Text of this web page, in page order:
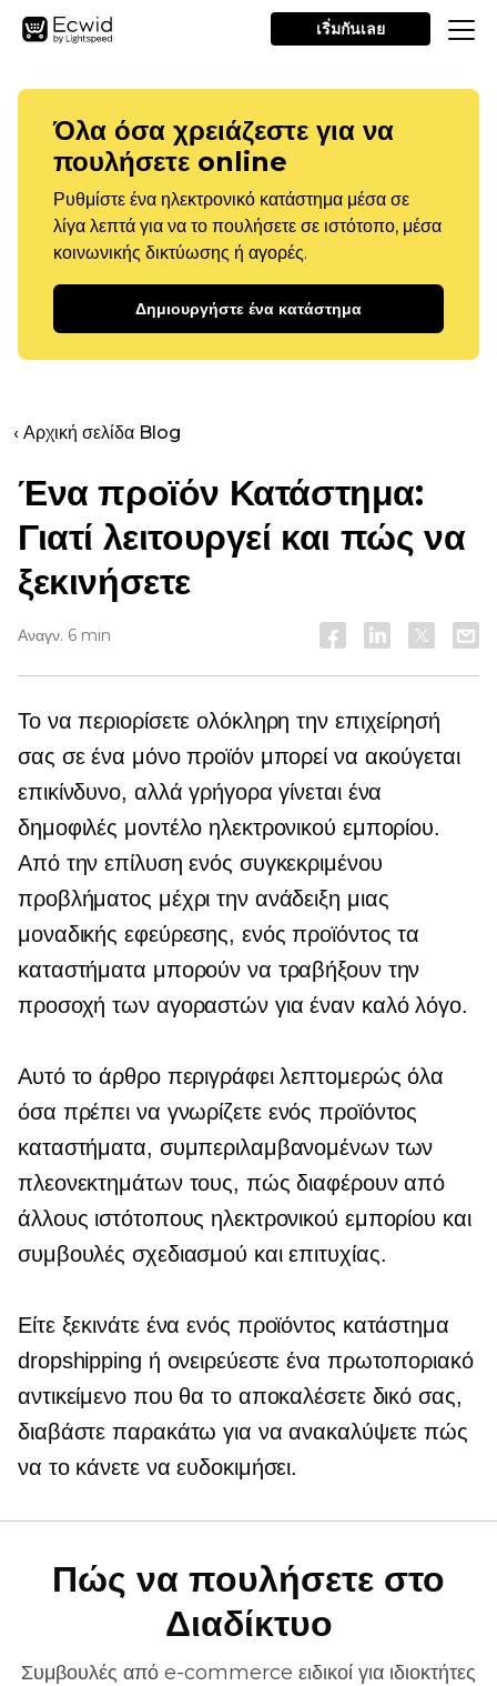
เริ่มกันเลย
Όλα όσα χρειάζεστε για να
πουλήσετε online
Ρυθμίστε ένα ηλεκτρονικό κατάστημα μέσα σε
λίγα λεπτά για να το πουλήσετε σε ιστότοπο, μέσα
κοινωνικής δικτύωσης ή αγορές.
Δημιουργήστε ένα κατάστημα
‹ Αρχική σελίδα Blog
Ένα προϊόν Κατάστημα:
Γιατί λειτουργεί και πώς να
ξεκινήσετε
Αναγν. 6 min
Το να περιορίσετε ολόκληρη την επιχείρησή
σας σε ένα μόνο προϊόν μπορεί να ακούγεται
επικίνδυνο, αλλά γρήγορα γίνεται ένα
δημοφιλές μοντέλο ηλεκτρονικού εμπορίου.
Από την επίλυση ενός συγκεκριμένου
προβλήματος μέχρι την ανάδειξη μιας
μοναδικής εφεύρεσης, ενός προϊόντος τα
καταστήματα μπορούν να τραβήξουν την
προσοχή των αγοραστών για έναν καλό λόγο.
Αυτό το άρθρο περιγράφει λεπτομερώς όλα
όσα πρέπει να γνωρίζετε ενός προϊόντος
καταστήματα, συμπεριλαμβανομένων των
πλεονεκτημάτων τους, πώς διαφέρουν από
άλλους ιστότοπους ηλεκτρονικού εμπορίου και
συμβουλές σχεδιασμού και επιτυχίας.
Είτε ξεκινάτε έναενός προϊόντος κατάστημα
dropshipping ή ονειρεύεστε ένα πρωτοποριακό
αντικείμενο που θα το αποκαλέσετε δικό σας,
διαβάστε παρακάτω για να ανακαλύψετε πώς
να το κάνετε να ευδοκιμήσει.
Πώς να πουλήσετε στο
Διαδίκτυο
Συμβουλές από e-commerce ειδικοί για ιδιοκτήτες